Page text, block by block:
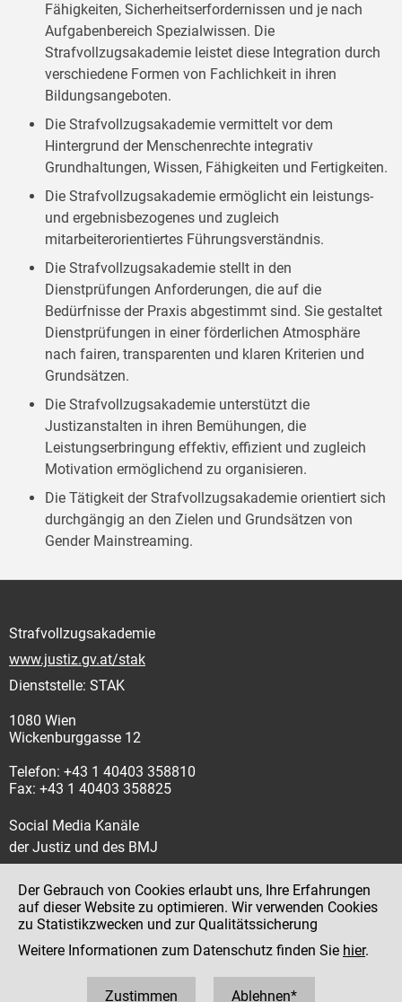
Fähigkeiten, Sicherheitserfordernissen und je nach
Aufgabenbereich Spezialwissen. Die
Strafvollzugsakademie leistet diese Integration durch
verschiedene Formen von Fachlichkeit in ihren
Bildungsangeboten.
Die Strafvollzugsakademie vermittelt vor dem
Hintergrund der Menschenrechte integrativ
Grundhaltungen, Wissen, Fähigkeiten und Fertigkeiten.
Die Strafvollzugsakademie ermöglicht ein leistungs-
und ergebnisbezogenes und zugleich
mitarbeiterorientiertes Führungsverständnis.
Die Strafvollzugsakademie stellt in den
Dienstprüfungen Anforderungen, die auf die
Bedürfnisse der Praxis abgestimmt sind. Sie gestaltet
Dienstprüfungen in einer förderlichen Atmosphäre
nach fairen, transparenten und klaren Kriterien und
Grundsätzen.
Die Strafvollzugsakademie unterstützt die
Justizanstalten in ihren Bemühungen, die
Leistungserbringung effektiv, effizient und zugleich
Motivation ermöglichend zu organisieren.
Die Tätigkeit der Strafvollzugsakademie orientiert sich
durchgängig an den Zielen und Grundsätzen von
Gender Mainstreaming.
Strafvollzugsakademie
www.justiz.gv.at/stak
Dienststelle: STAK
1080 Wien
Wickenburggasse 12
Telefon: +43 1 40403 358810
Fax: +43 1 40403 358825
Social Media Kanäle
der Justiz und des BMJ
Impressum
Datenschutz
Der Gebrauch von Cookies erlaubt uns, Ihre Erfahrungen
auf dieser Website zu optimieren. Wir verwenden Cookies
zu Statistikzwecken und zur Qualitätssicherung
Weitere Informationen zum Datenschutz finden Sie hier.
Zustimmen Ablehnen*